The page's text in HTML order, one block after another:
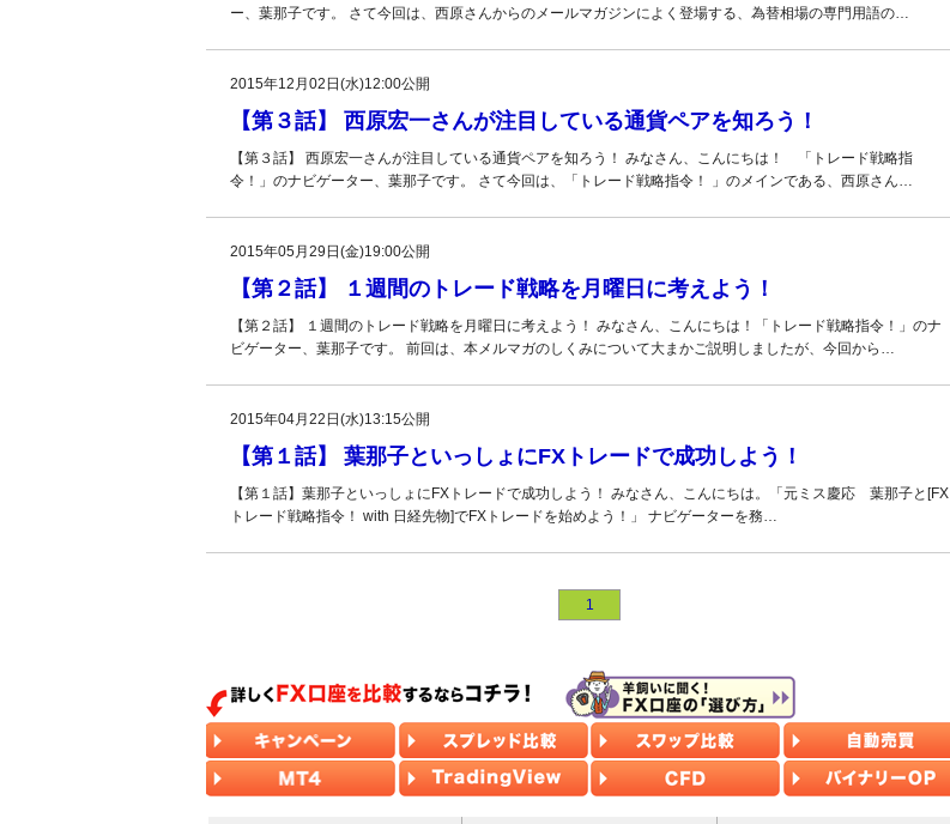
ー、葉那子です。 さて今回は、西原さんからのメールマガジンによく登場する、為替相場の専門用語の…
2015年12月02日(水)12:00公開
【第３話】 西原宏一さんが注目している通貨ペアを知ろう！
【第３話】 西原宏一さんが注目している通貨ペアを知ろう！ みなさん、こんにちは！ 「トレード戦略指
令！」のナビゲーター、葉那子です。 さて今回は、「トレード戦略指令！ 」のメインである、西原さん…
2015年05月29日(金)19:00公開
【第２話】 １週間のトレード戦略を月曜日に考えよう！
【第２話】 １週間のトレード戦略を月曜日に考えよう！ みなさん、こんにちは！「トレード戦略指令！」のナ
ビゲーター、葉那子です。 前回は、本メルマガのしくみについて大まかご説明しましたが、今回から…
2015年04月22日(水)13:15公開
【第１話】 葉那子といっしょにFXトレードで成功しよう！
【第１話】葉那子といっしょにFXトレードで成功しよう！ みなさん、こんにちは。「元ミス慶応 葉那子と[FX
トレード戦略指令！ with 日経先物]でFXトレードを始めよう！」 ナビゲーターを務…
1